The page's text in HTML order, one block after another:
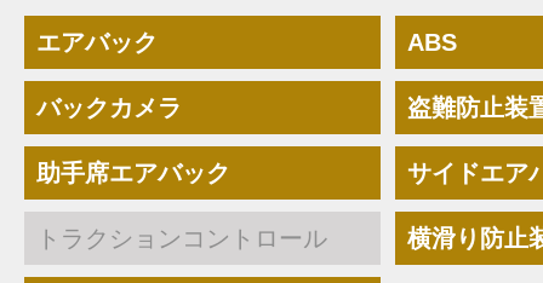
エアバック ABS
バックカメラ 盗難防止装
助手席エアバック サイドエア
トラクションコントロール 横滑り防止